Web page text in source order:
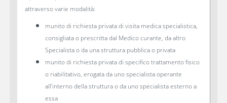
attraverso varie modalità:
munito di richiesta privata di visita medica specialistica,
consigliata o prescritta dal Medico curante, da altro
Specialista o da una struttura pubblica o privata
munito di richiesta privata di specifico trattamento fisico
o riabilitativo, erogata da uno specialista operante
all’interno della struttura o da uno specialista esterno a
essa